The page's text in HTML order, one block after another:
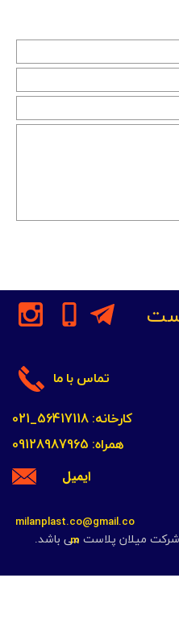
میلان پلاست می باشد.
تماس با ما
کارخانه: 56417118_021
همراه: 09128987965
ایمیل
milanplast.co@gmail.co
m